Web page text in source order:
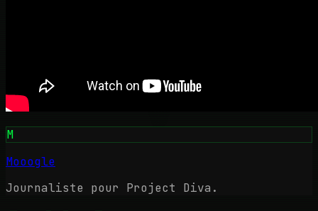
M
Mooogle
Journaliste pour Project Diva.